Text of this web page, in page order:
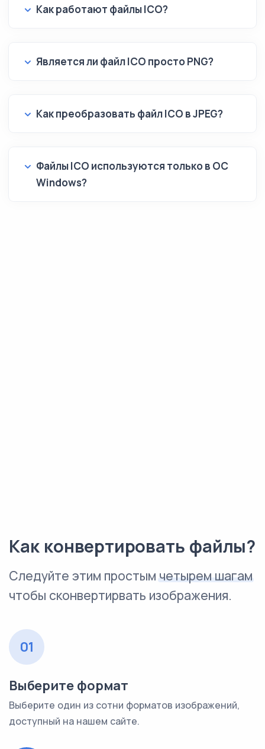
Как работают файлы ICO?
Является ли файл ICO просто PNG?
Как преобразовать файл ICO в JPEG?
Файлы ICO используются только в ОС
Windows?
Как конвертировать файлы?
Следуйте этим простымчетырем шагам
чтобы сконвертирвать изображения.
01
Выберите формат
Выберите один из сотни форматов изображений,
доступный на нашем сайте.